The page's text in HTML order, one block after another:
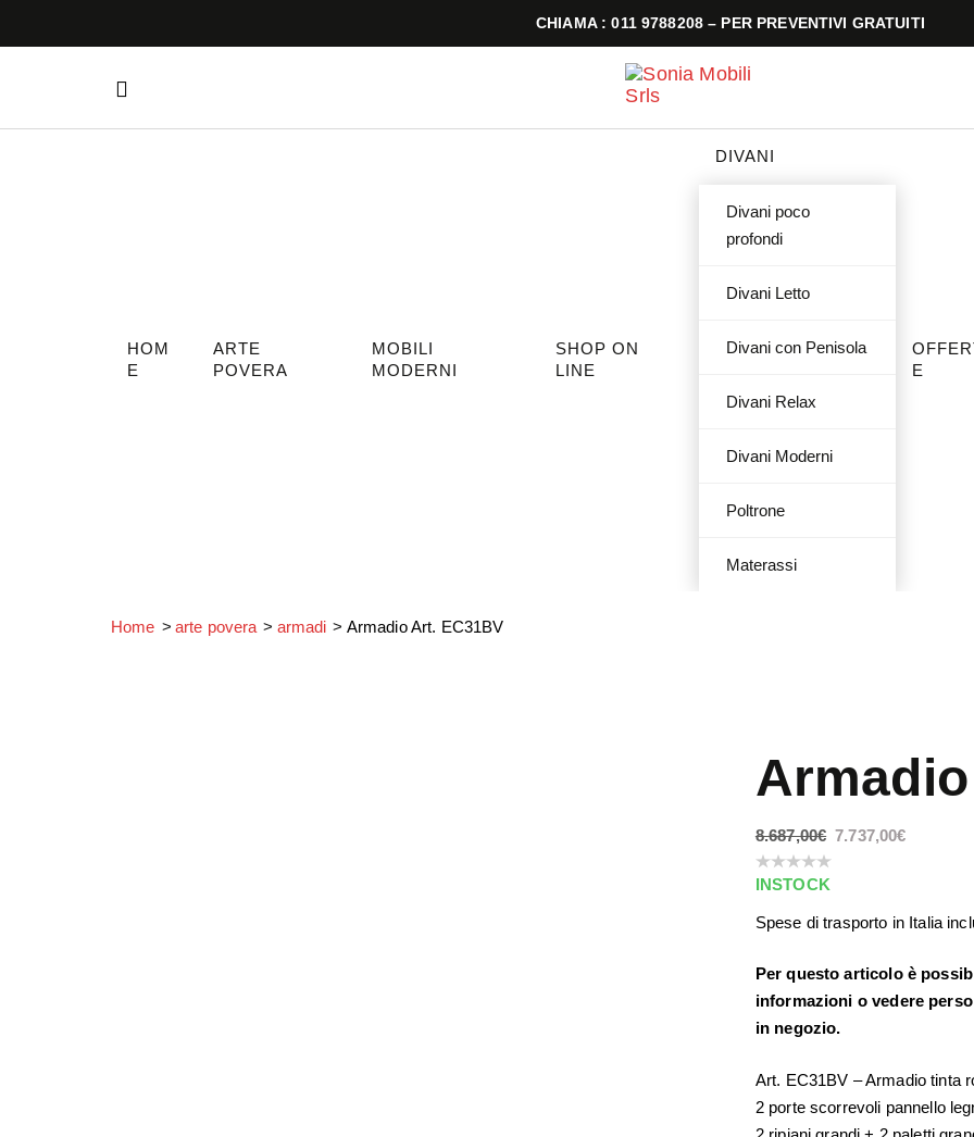
CHIAMA : 011 9788208 – PER PREVENTIVI GRATUITI
HOM
E
ARTE
POVERA
MOBILI
MODERNI
SHOP ON
LINE
DIVANI
Divani poco
profondi
Divani Letto
Divani con Penisola
Divani Relax
Divani Moderni
Poltrone
Materassi
E
Home arte povera armadi Armadio Art. EC31BV
8.687,00€ 7.737,00€
INSTOCK
Spese di trasporto in Italia
Per questo articolo è
informazioni o vedere
in negozio.
Art. EC31BV – Armadio tinta
2 porte scorrevoli pannello